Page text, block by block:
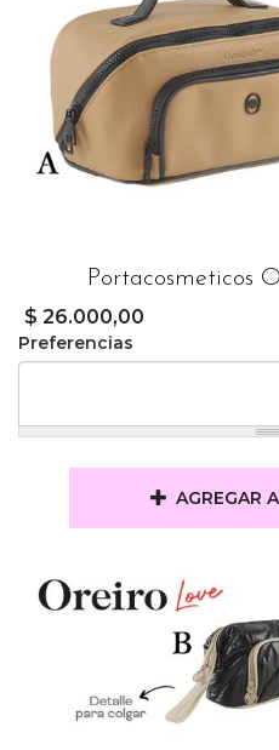
Portacosmeticos
$ 26.000,00
Preferencias
AGREGAR